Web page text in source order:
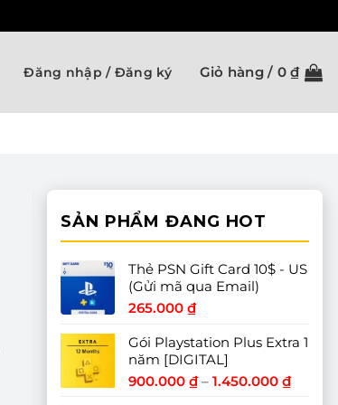
Đăng nhập / Đăng ký Giỏ hàng / 0₫
SẢN PHẨM ĐANG HOT
Thẻ PSN Gift Card 10$ - US
(Gửi mã qua Email)
265.000 ₫
Gói Playstation Plus Extra 1
năm [DIGITAL]
900.000 ₫ – 1.450.000 ₫